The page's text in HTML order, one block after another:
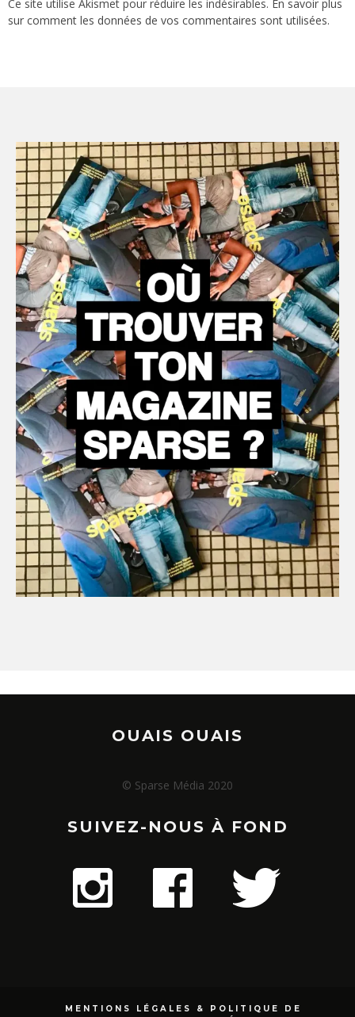
Ce site utilise Akismet pour réduire les indésirables. En savoir plus
sur comment les données de vos commentaires sont utilisées.
OUAIS OUAIS
© Sparse Média 2020
SUIVEZ-NOUS À FOND
MENTIONS LÉGALES & POLITIQUE DE